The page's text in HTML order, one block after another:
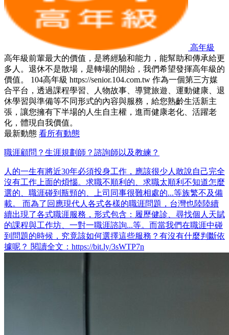
高年級
高年級前輩最大的價值，是將經驗和能力，能幫助和傳承給更
多人。退休不是散場，是轉場的開始，我們希望發揮高年級的
價值。 104高年級 https://senior.104.com.tw 作為一個第三方媒
合平台，透過課程學習、人物故事、導覽旅遊、運動健康、退
休學習與準備等不同形式的內容與服務，給您熟齡生活新主
張，讓您擁有下半場的人生自主權，進而健康老化、活躍老
化，體現自我價值。
最新動態 看所有動態
職涯顧問？生涯規劃師？諮詢師以及教練？
人的一生有將近30年必須投身工作，應該很少人敢說自己完全
沒有工作上面的煩惱。求職不順利的、求職太順利不知道怎麼
選的、職涯碰到瓶頸的、上司同事很難相處的...等族繁不及備
載。 而為了回應現代人各式各樣的職涯問題，台灣也陸陸續
續出現了各式職涯服務，形式包含：履歷健診、尋找個人天賦
的課程與工作坊、一對一職涯諮詢...等。而當我們在職涯中碰
到問題的時候，究竟該如何選擇這些服務？有沒有什麼判斷依
據呢？ 閱讀全文：https://bit.ly/3sWTP7n